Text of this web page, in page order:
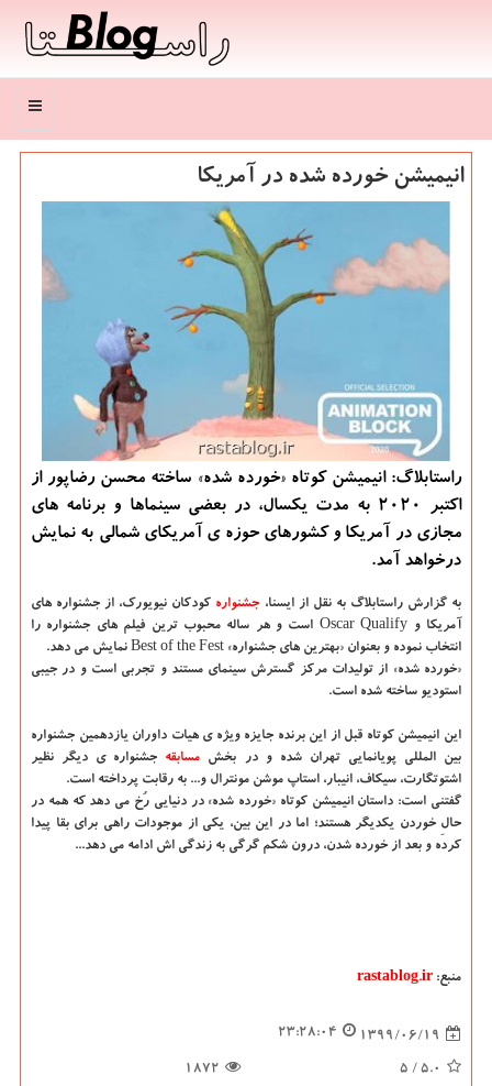
منو
انیمیشن خورده شده در آمریكا
راستابلاگ: انیمیشن كوتاه «خورده شده» ساخته محسن رضاپور از
اكتبر 2020 به مدت یكسال، در بعضی سینماها و برنامه های
مجازی در آمریكا و كشورهای حوزه ی آمریكای شمالی به نمایش
درخواهد آمد.
به گزارش راستابلاگ به نقل از ایسنا، جشنواره کودکان نیویورک، از جشنواره های
آمریکا و Oscar Qualify است و هر ساله محبوب ترین فیلم های جشنواره را
انتخاب نموده و بعنوان «بهترین های جشنواره» Best of the Fest نمایش می دهد.
«خورده شده» از تولیدات مرکز گسترش سینمای مستند و تجربی است و در جیبی
استودیو ساخته شده است.
این انیمیشن کوتاه قبل از این برنده جایزه ویژه ی هیات داوران یازدهمین جشنواره
بین المللی پویانمایی تهران شده و در بخش مسابقه جشنواره ی دیگر نظیر
اشتوتگارت، سیکاف، انیبار، استاپ موشن مونترال و... به رقابت پرداخته است.
گفتنی است: داستان انیمیشن کوتاه «خورده شده» در دنیایی رُخ می دهد که همه در
حالِ خوردن یکدیگر هستند؛ اما در این بین، یکی از موجودات راهی برای بقا پیدا
کرده و بعد از خورده شدن، درون شکم گرگی به زندگی اش ادامه می دهد...
منبع: rastablog.ir
1399/06/19
23:28:04
5.0
/ 5
1872